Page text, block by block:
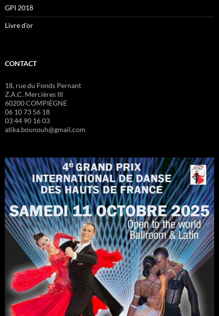
GPI 2018
Livre d’or
CONTACT
18, rue du Fonds Pernant
Z.A.C. Mercières III
60200 COMPIÈGNE
06 10 73 56 18
03 44 90 16 03
atika.bounouh@gmail.com